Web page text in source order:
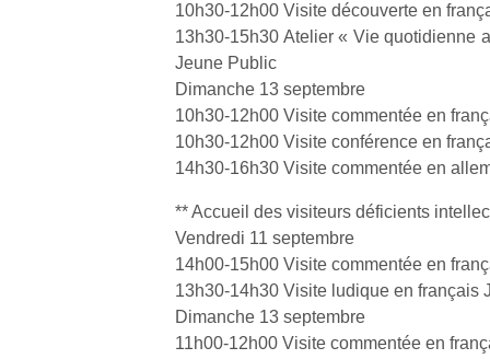
10h30-12h00 Visite découverte en
13h30-15h30 Atelier « Vie quotidienne
Jeune Public
Dimanche 13 septembre
10h30-12h00 Visite commentée en
10h30-12h00 Visite conférence en
14h30-16h30 Visite commentée en
** Accueil des visiteurs déficients
Vendredi 11 septembre
14h00-15h00 Visite commentée en
13h30-14h30 Visite ludique en français
Dimanche 13 septembre
11h00-12h00 Visite commentée en